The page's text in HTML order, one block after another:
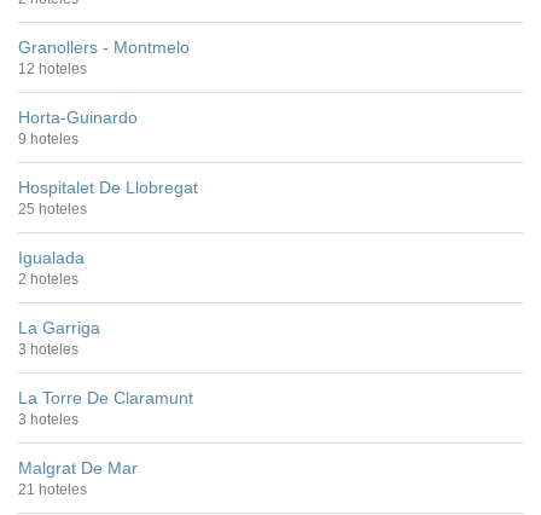
Granollers - Montmelo
12 hoteles
Horta-Guinardo
9 hoteles
Hospitalet De Llobregat
25 hoteles
Igualada
2 hoteles
La Garriga
3 hoteles
La Torre De Claramunt
3 hoteles
Malgrat De Mar
21 hoteles